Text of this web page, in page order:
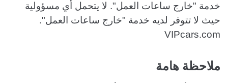
خدمة "خارج ساعات العمل". لا يتحمل أي مسؤولية
حيث لا تتوفر لديه خدمة "خارج ساعات العمل".
VIPcars.com
ملاحظة هامة